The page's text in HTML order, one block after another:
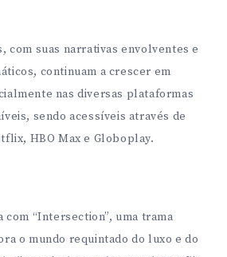
com suas narrativas envolventes e
continuam a crescer em
nas diversas plataformas
sendo acessíveis através de
HBO Max e Globoplay.
com “Intersection”, uma trama
o mundo requintado do luxo e do